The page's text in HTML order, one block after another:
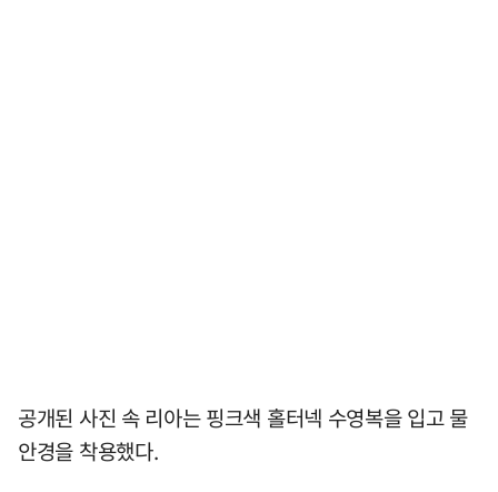
공개된 사진 속 리아는 핑크색 홀터넥 수영복을 입고 물
안경을 착용했다.